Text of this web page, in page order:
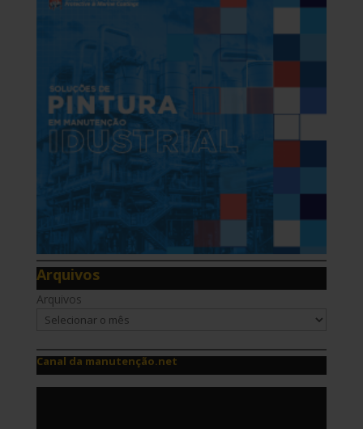
Arquivos
Arquivos
Canal da manutenção.net